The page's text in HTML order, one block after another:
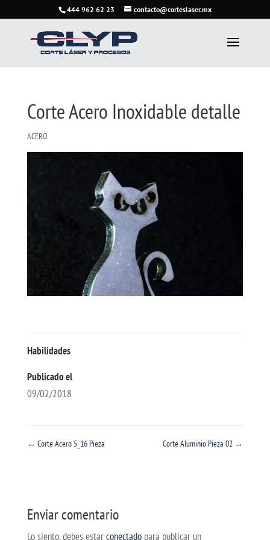
444 962 62 23 contacto@corteslaser.mx
Corte Acero Inoxidable detalle
ACERO
Habilidades
Publicado el
09/02/2018
← Corte Acero 5_16 Pieza Corte Aluminio Pieza 02 →
Enviar comentario
Lo siento, debes estarconectadopara publicar un